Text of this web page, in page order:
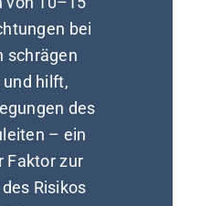
bei
schrägen
hilft,
des
– ein
Faktor zur
Risikos